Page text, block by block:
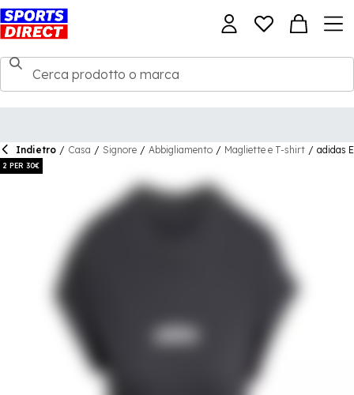
Indietro / Casa / Signore / Abbigliamento / Magliette e T-shirt / adidas
2 PER 30€